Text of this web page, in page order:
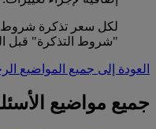
لكل سعر تذكرة شروط
"شروط التذكرة" قبل
العودة إلى جميع المواضيع
جميع مواضيع